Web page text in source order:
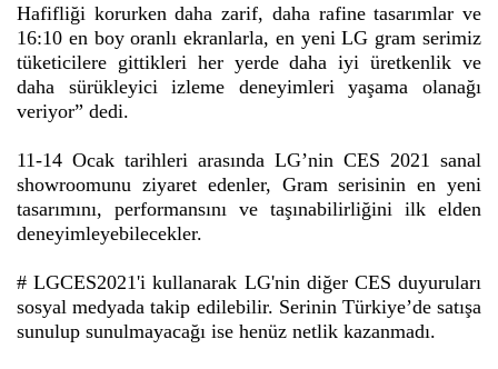
Hafifliği korurken daha zarif, daha rafine tasarımlar ve
16:10 en boy oranlı ekranlarla, en yeni LG gram serimiz
tüketicilere gittikleri her yerde daha iyi üretkenlik ve
daha sürükleyici izleme deneyimleri yaşama olanağı
veriyor” dedi.
11-14 Ocak tarihleri arasında LG’nin CES 2021 sanal
showroomunu ziyaret edenler, Gram serisinin en yeni
tasarımını, performansını ve taşınabilirliğini ilk elden
deneyimleyebilecekler.
# LGCES2021'i kullanarak LG'nin diğer CES duyuruları
sosyal medyada takip edilebilir. Serinin Türkiye’de satışa
sunulup sunulmayacağı ise henüz netlik kazanmadı.